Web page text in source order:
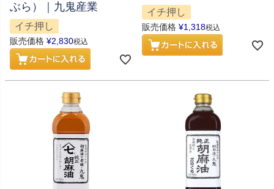
ぶら）｜九鬼産業
イチ押し
販売価格 ¥2,830税込
イチ押し
販売価格 ¥1,318税込